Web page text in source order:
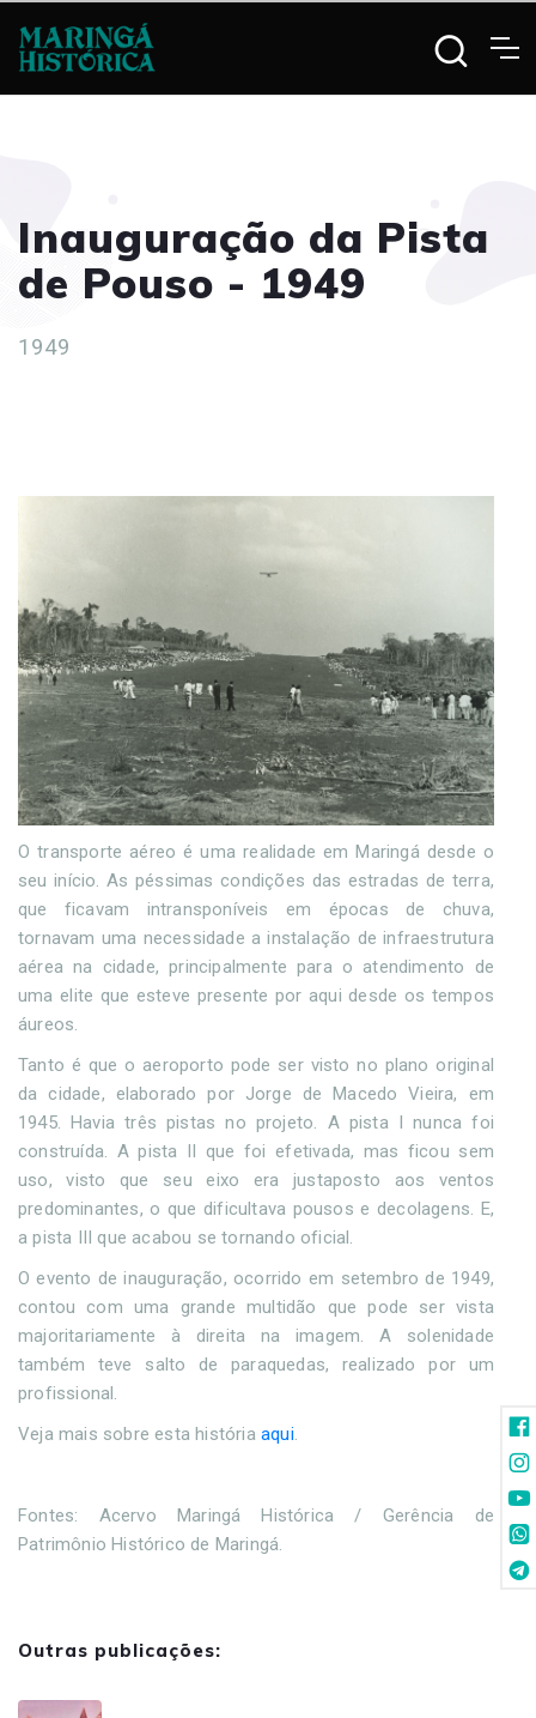
Inauguração da Pista
de Pouso - 1949
1949
O transporte aéreo é uma realidade em Maringá desde o
seu início. As péssimas condições das estradas de terra,
que ficavam intransponíveis em épocas de chuva,
tornavam uma necessidade a instalação de infraestrutura
aérea na cidade, principalmente para o atendimento de
uma elite que esteve presente por aqui desde os tempos
áureos.
Tanto é que o aeroporto pode ser visto no plano original
da cidade, elaborado por Jorge de Macedo Vieira, em
1945. Havia três pistas no projeto. A pista I nunca foi
construída. A pista II que foi efetivada, mas ficou sem
uso, visto que seu eixo era justaposto aos ventos
predominantes, o que dificultava pousos e decolagens. E,
a pista III que acabou se tornando oficial.
O evento de inauguração, ocorrido em setembro de 1949,
contou com uma grande multidão que pode ser vista
majoritariamente à direita na imagem. A solenidade
também teve salto de paraquedas, realizado por um
profissional.
Veja mais sobre esta história aqui.
Fontes: Acervo Maringá Histórica / Gerência de
Patrimônio Histórico de Maringá.
Outras publicações: